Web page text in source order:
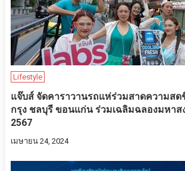
Lifestyle
แจ๊บส์ จัดคาราวานรถแห่ร่วมสาดความส
กรุง ชลบุรี ขอนแก่น ร่วมเฉลิมฉลองมหาส
2567
เมษายน 24, 2024